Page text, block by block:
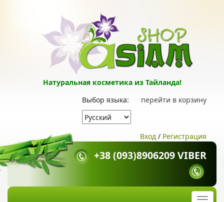
Натуральная косметика из Тайланда!
перейти в корзину
Выбор языка:
Вход / Регистрация
+38 (093)8906209 VIBER